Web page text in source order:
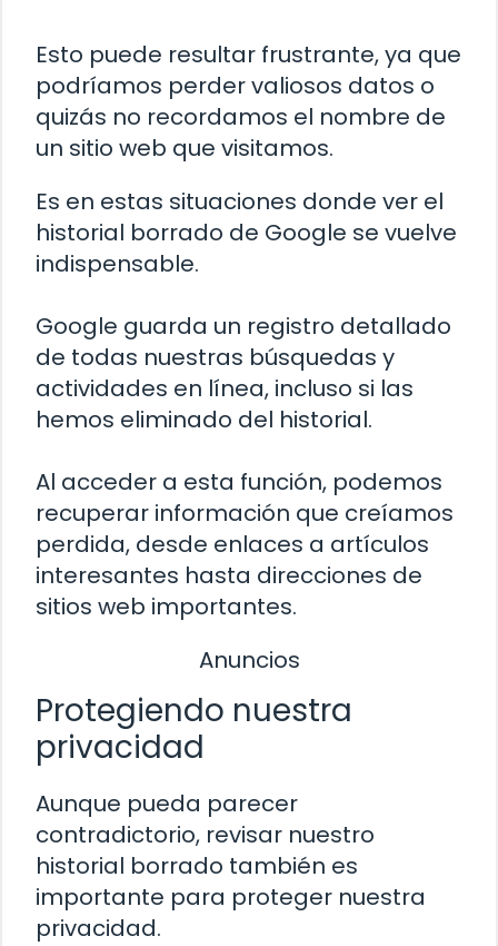
Esto puede resultar frustrante, ya que
podríamos perder valiosos datos o
quizás no recordamos el nombre de
un sitio web que visitamos.
Es en estas situaciones donde ver el
historial borrado de Google se vuelve
indispensable.
Google guarda un registro detallado
de todas nuestras búsquedas y
actividades en línea, incluso si las
hemos eliminado del historial.
Al acceder a esta función, podemos
recuperar información que creíamos
perdida, desde enlaces a artículos
interesantes hasta direcciones de
sitios web importantes.
Anuncios
Protegiendo nuestra
privacidad
Aunque pueda parecer
contradictorio, revisar nuestro
historial borrado también es
importante para proteger nuestra
privacidad.